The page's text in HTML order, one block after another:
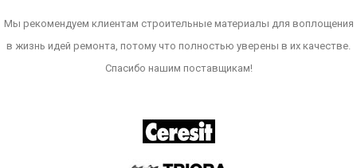
Мы рекомендуем клиентам строительные материалы для воплощения
в жизнь идей ремонта, потому что полностью уверены в их качестве.
Спасибо нашим поставщикам!